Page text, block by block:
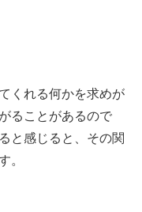
くれる何かを求めが
ることがあるので
と感じると、その関
。